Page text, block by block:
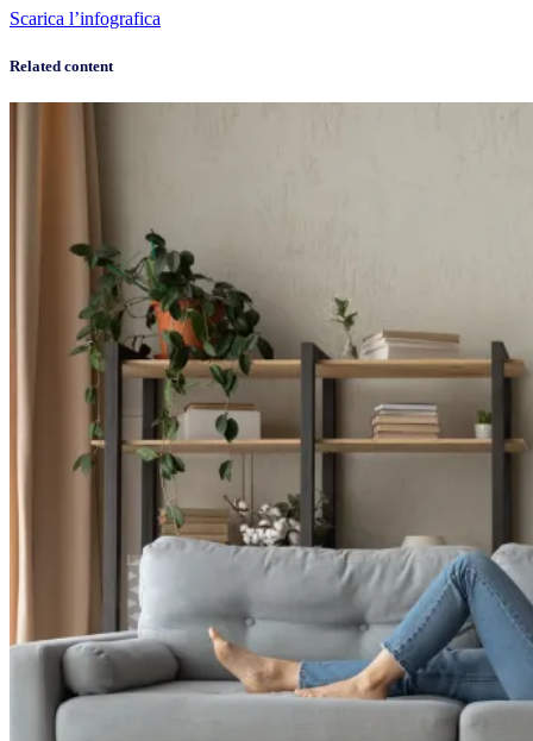
Scarica l’infografica
Related content